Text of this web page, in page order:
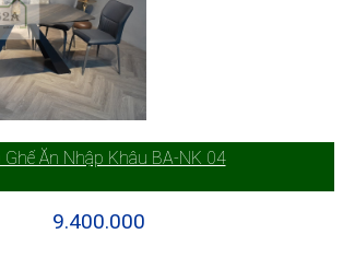
Ghế Ăn Nhập Khâu BA-NK 04
9.400.000